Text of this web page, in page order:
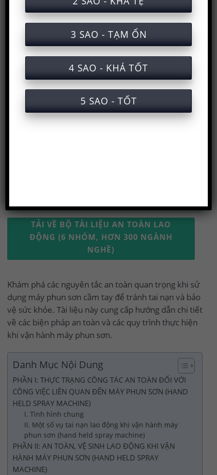
Trang chủ>Huấn luyện an toàn lao động>Học và
TẢI VỀ BỘ TÀI LIỆU AN TOÀN LAO
ĐỘNG (6 NHÓM, HƠN 300 NGÀNH
NGHỀ)
Khám phá các nguyên tắc an toàn quan trọng khi sử
dụng máy phun sơn cầm tay để tránh tai nạn và bảo
vệ sức khỏe. Tài liệu này cung cấp hướng dẫn chi tiết
về các biện pháp an toàn và các quy trình thực hiện
khi vận hành máy phun sơn.
Danh Mục Nội Dung
PHẦN I: THỰC TRẠNG CÔNG TÁC AN TOÀN ĐỐI VỚI
CÔNG VIỆC LIÊN QUAN ĐẾN MÁY PHUN SƠN (HAND
HELD SPRAY MACHINE)
I. Tình hình chung
II. Một số vụ tai nạn lao động khi vận hành máy
phun sơn (hand held spray machine)
PHẦN II: AN TOÀN, VỆ SINH LAO ĐỘNG KHI VẬN
HÀNH MÁY PHUN SƠN (HAND HELD SPRAY
MACHINE)
3 SAO - TẠM ỔN
4 SAO - KHÁ TỐT
5 SAO - TỐT